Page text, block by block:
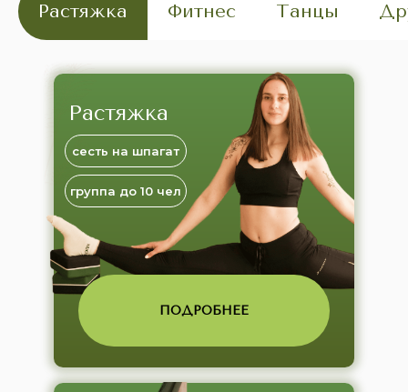
Растяжка Фитнес Танцы
Растяжка
ПОДРОБНЕЕ
сесть на шпагат
группа до 10 чел